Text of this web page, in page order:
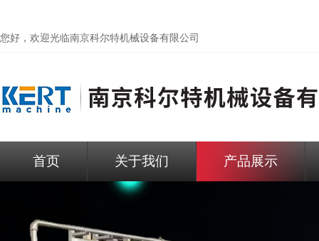
您好，欢迎光临南京科尔特机械设备有限公司
首页 关于我们 产品展示